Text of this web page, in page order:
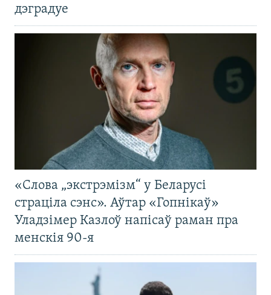
дэградуе
«Слова „экстрэмізм“ у Беларусі
страціла сэнс». Аўтар «Гопнікаў»
Уладзімер Казлоў напісаў раман пра
менскія 90-я